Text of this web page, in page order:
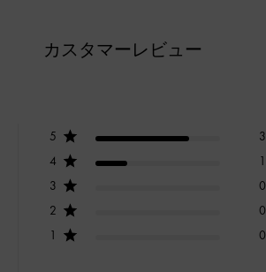
カスタマーレビュー
5
3
4
1
3
0
2
0
1
0